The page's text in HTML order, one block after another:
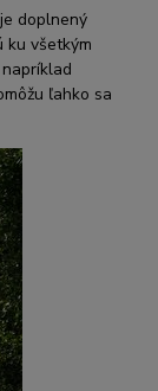
doplnený
ku všetkým
ľahko sa